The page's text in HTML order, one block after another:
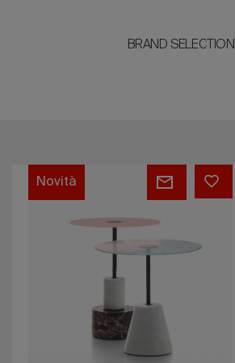
BRAND SELECTION
Ebi
Novità